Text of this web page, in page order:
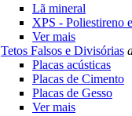
Lã mineral
XPS - Poliestireno
Ver mais
Tetos Falsos e Divisórias
Placas acústicas
Placas de Cimento
Placas de Gesso
Ver mais